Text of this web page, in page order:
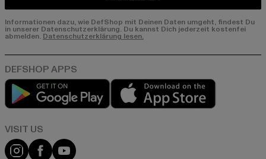
Informationen dazu, wie DefShop mit Deinen Daten umgeht, findest Du
in unserer Datenschutzerklärung. Du kannst Dich jederzeit kostenfei
abmelden. Datenschutzerklärung lesen.
Play market
Visit our Instagram page:
Visit our Facebook page:
Visit our YouTube channel: